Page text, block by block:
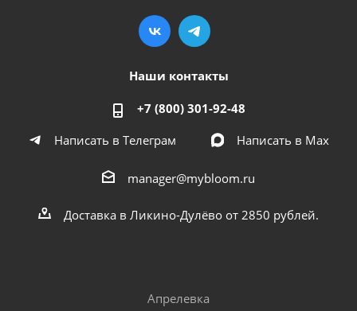
Наши контакты
+7 (800) 301-92-48
Написать в Телеграм
Написать в Мах
manager@mybloom.ru
Доставка в Ликино-Дулёво от 2850 рублей.
Апрелевка